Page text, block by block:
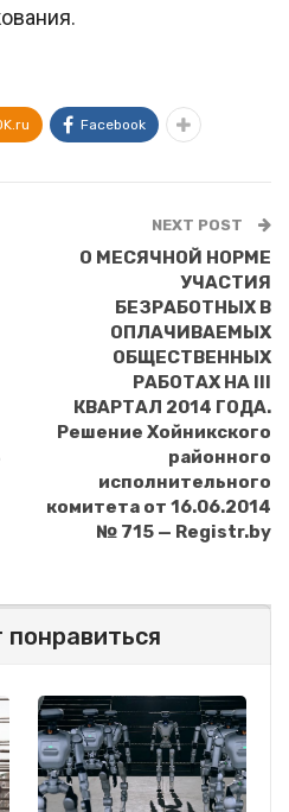
Facebook
NEXT POST
О МЕСЯЧНОЙ НОРМЕ
УЧАСТИЯ
БЕЗРАБОТНЫХ В
ОПЛАЧИВАЕМЫХ
ОБЩЕСТВЕННЫХ
РАБОТАХ НА III
КВАРТАЛ 2014 ГОДА.
Решение Хойникского
районного
исполнительного
комитета от 16.06.2014
№ 715 — Registr.by